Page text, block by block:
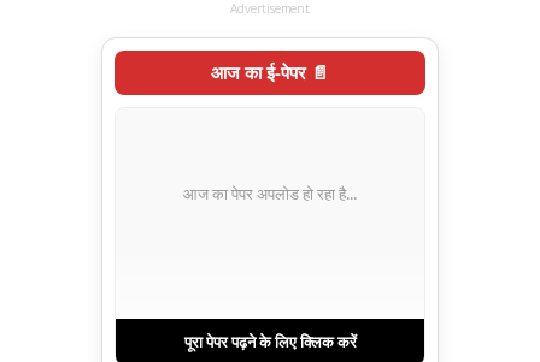
Advertisement
आज का ई-पेपर 📄
आज का पेपर अपलोड हो रहा है...
पूरा पेपर पढ़ने के लिए क्लिक करें